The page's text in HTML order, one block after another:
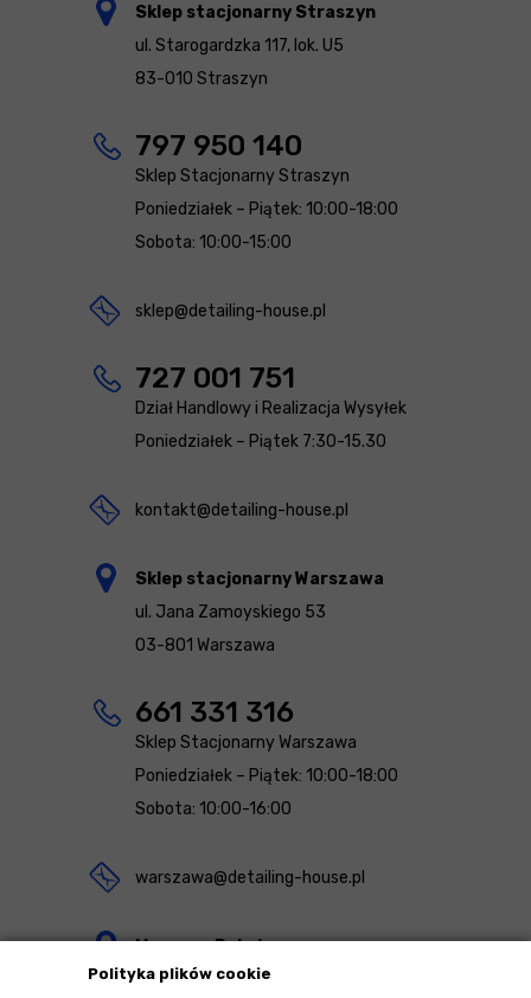
Polityka plików cookie
Sklep stacjonarny Straszyn
ul. Starogardzka 117, lok. U5
83-010 Straszyn
797 950 140
Sklep Stacjonarny Straszyn
Poniedziałek – Piątek: 10:00-18:00
Sobota: 10:00-15:00
sklep@detailing-house.pl
727 001 751
Dział Handlowy i Realizacja Wysyłek
Poniedziałek – Piątek 7:30-15.30
kontakt@detailing-house.pl
Sklep stacjonarny Warszawa
ul. Jana Zamoyskiego 53
03-801 Warszawa
661 331 316
Sklep Stacjonarny Warszawa
Poniedziałek – Piątek: 10:00-18:00
Sobota: 10:00-16:00
warszawa@detailing-house.pl
Magazyn Rekcin
Nomos Sp. z o.o. sp.k.